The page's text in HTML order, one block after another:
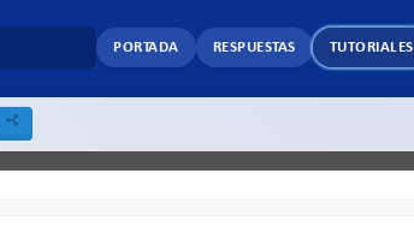
PORTADA RESPUESTAS TUTORIALES